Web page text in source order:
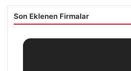
Son Eklenen Firmalar